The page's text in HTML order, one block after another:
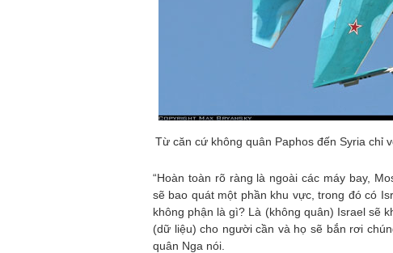
Từ căn cứ không quân Paphos đến Syria chỉ
“Hoàn toàn rõ ràng là ngoài các máy bay,
sẽ bao quát một phần khu vực, trong đó có
không phận là gì? Là (không quân) Israel sẽ
(dữ liệu) cho người cần và họ sẽ bắn rơi
quân Nga nói.